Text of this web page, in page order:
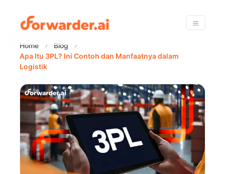
Forwarder
Menu
Home
Blog
Apa Itu 3PL? Ini Contoh dan Manfaatnya dalam
Logistik